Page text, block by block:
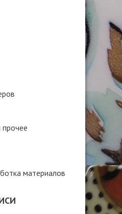
прочее
материалов